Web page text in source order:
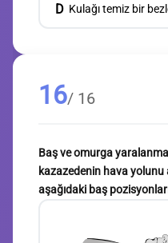
D Kulağı temiz bir
16/ 16
Baş ve omurga
kazazedenin hava
aşağıdaki baş